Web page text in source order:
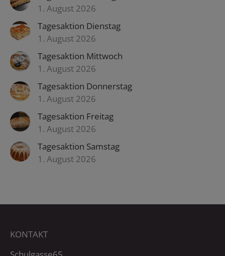
1. August 2026
Tagesaktion Dienstag
1. August 2026
Tagesaktion Mittwoch
1. August 2026
Tagesaktion Donnerstag
1. August 2026
Tagesaktion Freitag
1. August 2026
Tagesaktion Samstag
1. August 2026
KONTAKT